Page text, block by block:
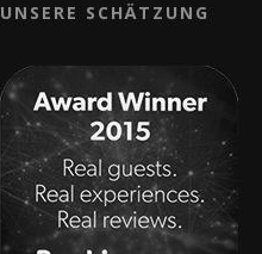
UNSERE SCHÄTZUNG